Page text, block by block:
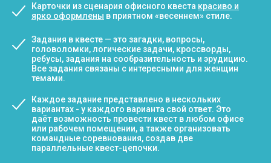
Карточки из сценария офисного квеста красиво и
ярко оформлены в приятном «весеннем» стиле.
Задания в квесте — это загадки, вопросы,
головоломки, логические задачи, кроссворды,
ребусы, задания на сообразительность и эрудицию.
Все задания связаны с интересными для женщин
темами.
Каждое задание представлено в нескольких
вариантах - у каждого варианта свой ответ. Это
даёт возможность провести квест в любом офисе
или рабочем помещении, а также организовать
командные соревнования, создав две
параллельные квест-цепочки.